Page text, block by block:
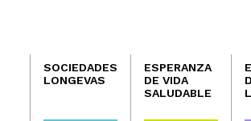
Navegación
principal
SOCIEDADES
LONGEVAS
ESPERANZA
DE VIDA
SALUDABLE